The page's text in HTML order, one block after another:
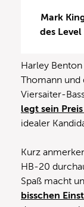
Mark
des
Harley
Thomann und
Viersaiter-
legt sein
idealer
Kurz
HB-20
Spaß macht
bisschen